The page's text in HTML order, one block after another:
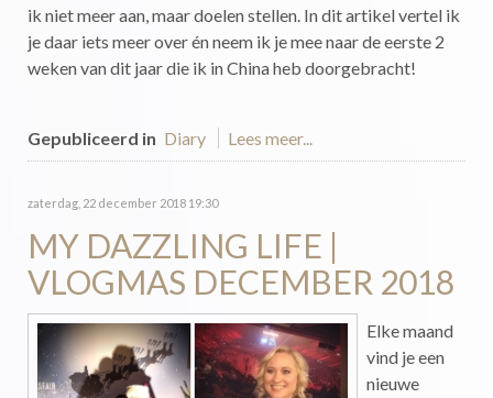
ik niet meer aan, maar doelen stellen. In dit artikel vertel ik
je daar iets meer over én neem ik je mee naar de eerste 2
weken van dit jaar die ik in China heb doorgebracht!
Gepubliceerd in Diary Lees meer...
zaterdag, 22 december 2018 19:30
MY DAZZLING LIFE |
VLOGMAS DECEMBER 2018
Elke maand
vind je een
nieuwe